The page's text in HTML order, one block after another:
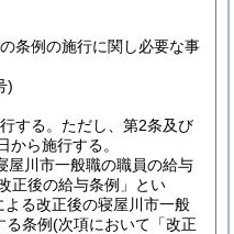
条例の施行に関し必要な事
)
する。 ただし、第2条及び
ら施行する。
屋川市一般職の職員の給与
正後の給与条例」とい
る改正後の寝屋川市一般
る条例(次項において「改正